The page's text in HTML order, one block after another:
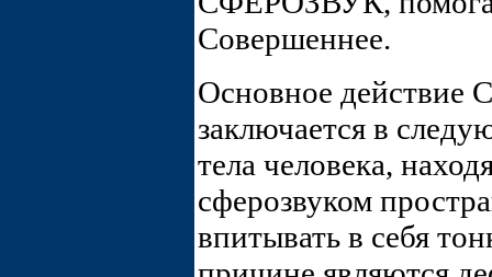
Совершеннее.
Основное
заключается в
тела человека,
сферозвуком
впитывать в себя